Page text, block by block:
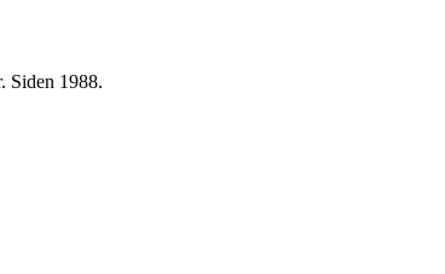
Siden 1988.